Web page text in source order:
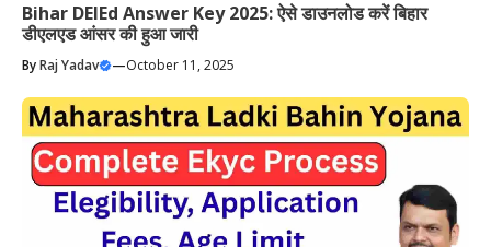
Bihar DElEd Answer Key 2025: ऐसे डाउनलोड करें बिहार
डीएलएड आंसर की हुआ जारी
ByRaj Yadav —October 11, 2025